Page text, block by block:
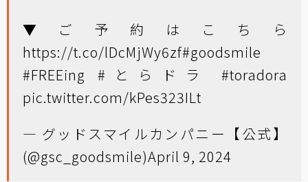
▼ご予約はこちら
https://t.co/lDcMjWy6zf#goodsmile
#FREEing
#とらドラ
#toradora
pic.twitter.com/kPes323ILt
— グッドスマイルカンパニー【公式】
(@gsc_goodsmile)April 9, 2024